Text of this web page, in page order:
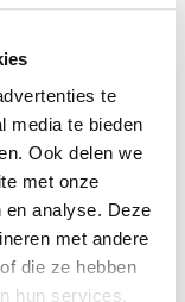
te
media te bieden
Ook delen we
met onze
analyse. Deze
met andere
die ze hebben
hun services.
alles
of zakelijke
maximale
B hebt,
modern, goed
laad- en
spullen veilig